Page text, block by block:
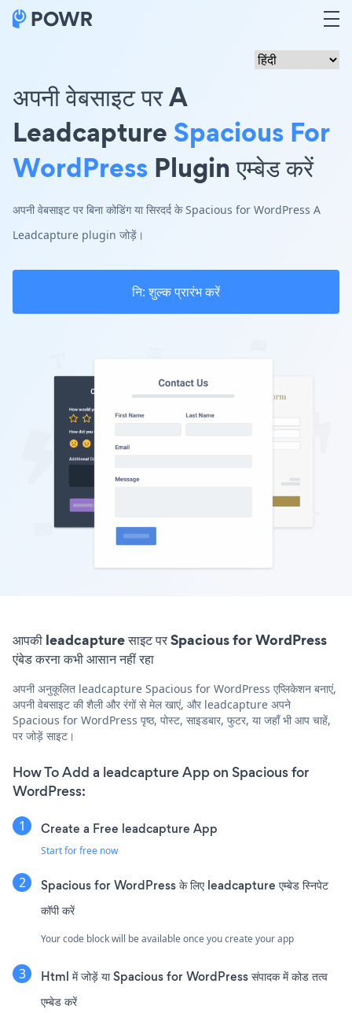
अपनी वेबसाइट पर A
LeadcaptureSpacious For
WordPress Plugin एम्बेड करें
अपनी वेबसाइट पर बिना कोडिंग या सिरदर्द के Spacious for WordPress A
Leadcapture plugin जोड़ें।
नि: शुल्क प्रारंभ करें
आपकी leadcapture साइट पर Spacious for WordPress
एंबेड करना कभी आसान नहीं रहा
अपनी अनुकूलित leadcapture Spacious for WordPress एप्लिकेशन बनाएं,
अपनी वेबसाइट की शैली और रंगों से मेल खाएं, और leadcapture अपने
Spacious for WordPress पृष्ठ, पोस्ट, साइडबार, फुटर, या जहाँ भी आप चाहें,
पर जोड़ें साइट।
How To Add a leadcapture App on Spacious for
WordPress:
Create a Free leadcapture App
Start for free now
Spacious for WordPress के लिए leadcapture एम्बेड स्निपेट
कॉपी करें
Your code block will be available once you create your app
Html में जोड़ें या Spacious for WordPress संपादक में कोड तत्व
एम्बेड करें